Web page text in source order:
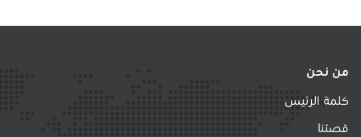
من نحن
كلمة الرئيس
قصتنا